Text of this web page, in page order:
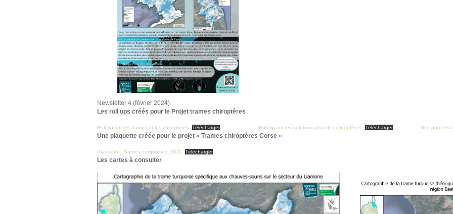
Newsletter 4 (février 2024)
Les roll ups créés pour le Projet trames chiroptères
Roll up sur les trames et les chiroptères Télécharger Roll up sur les solutions pour les chiroptères Télécharger Site pour les
Une plaquette créée pour le projet « Trames chiroptères Corse »
Plaquette_Trames_turquoises_GCC Télécharger
Les cartes à consulter